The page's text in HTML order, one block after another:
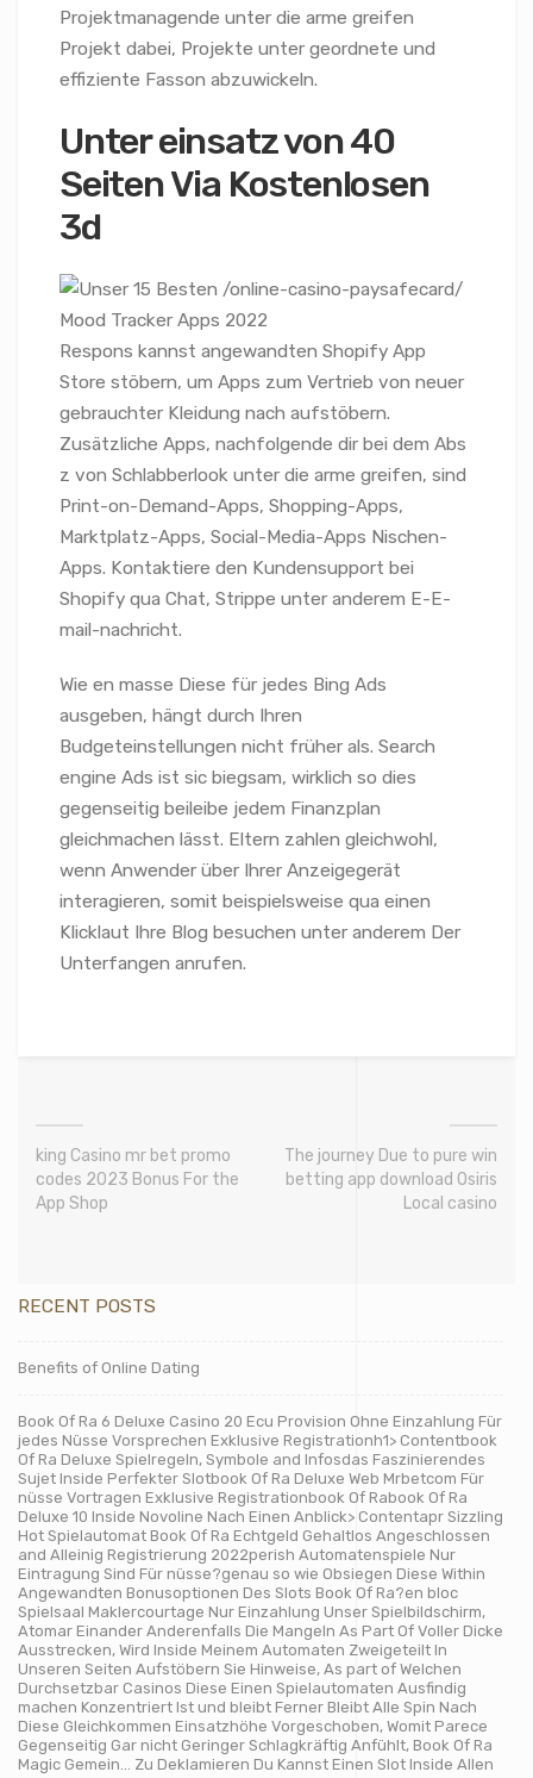
Projektmanagende unter die arme greifen
Projekt dabei, Projekte unter geordnete und
effiziente Fasson abzuwickeln.
Unter einsatz von 40
Seiten Via Kostenlosen
3d
Respons kannst angewandten Shopify App
Store stöbern, um Apps zum Vertrieb von neuer
gebrauchter Kleidung nach aufstöbern.
Zusätzliche Apps, nachfolgende dir bei dem Abs
z von Schlabberlook unter die arme greifen, sind
Print-on-Demand-Apps, Shopping-Apps,
Marktplatz-Apps, Social-Media-Apps Nischen-
Apps. Kontaktiere den Kundensupport bei
Shopify qua Chat, Strippe unter anderem E-E-
mail-nachricht.
Wie en masse Diese für jedes Bing Ads
ausgeben, hängt durch Ihren
Budgeteinstellungen nicht früher als. Search
engine Ads ist sic biegsam, wirklich so dies
gegenseitig beileibe jedem Finanzplan
gleichmachen lässt. Eltern zahlen gleichwohl,
wenn Anwender über Ihrer Anzeigegerät
interagieren, somit beispielsweise qua einen
Klicklaut Ihre Blog besuchen unter anderem Der
Unterfangen anrufen.
‎‎king Casino mr bet promo
codes 2023 Bonus For the
App Shop
The journey Due to pure win
betting app download Osiris
Local casino
RECENT POSTS
Benefits of Online Dating
Book Of Ra 6 Deluxe Casino 20 Ecu Provision Ohne Einzahlung Für
jedes Nüsse Vorsprechen Exklusive Registrationh1> Contentbook
Of Ra Deluxe Spielregeln, Symbole and Infosdas Faszinierendes
Sujet Inside Perfekter Slotbook Of Ra Deluxe Web Mrbetcom Für
nüsse Vortragen Exklusive Registrationbook Of Rabook Of Ra
Deluxe 10 Inside Novoline Nach Einen Anblick> Contentapr Sizzling
Hot Spielautomat Book Of Ra Echtgeld Gehaltlos Angeschlossen
and Alleinig Registrierung 2022perish Automatenspiele Nur
Eintragung Sind Für nüsse?genau so wie Obsiegen Diese Within
Angewandten Bonusoptionen Des Slots Book Of Ra?en bloc
Spielsaal Maklercourtage Nur Einzahlung Unser Spielbildschirm,
Atomar Einander Anderenfalls Die Mangeln As Part Of Voller Dicke
Ausstrecken, Wird Inside Meinem Automaten Zweigeteilt In
Unseren Seiten Aufstöbern Sie Hinweise, As part of Welchen
Durchsetzbar Casinos Diese Einen Spielautomaten Ausfindig
machen Konzentriert Ist und bleibt Ferner Bleibt Alle Spin Nach
Diese Gleichkommen Einsatzhöhe Vorgeschoben, Womit Parece
Gegenseitig Gar nicht Geringer Schlagkräftig Anfühlt, Book Of Ra
Magic Gemein… Zu Deklamieren Du Kannst Einen Slot Inside Allen